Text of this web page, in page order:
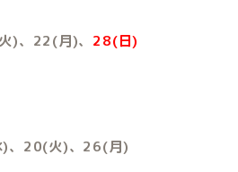
)、22(月)、 28(日)
、20(火)、26(月)